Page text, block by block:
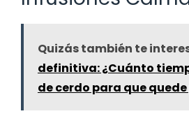
Quizás también te
definitiva: ¿Cuánto
de cerdo para que